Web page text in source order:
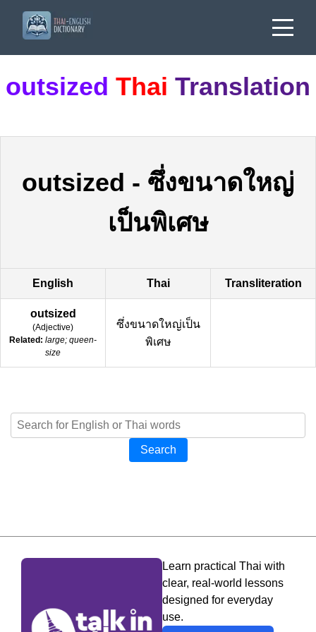
outsized Thai Translation
outsized - ซึ่งขนาดใหญ่
เป็นพิเศษ
English Thai Transliteration
outsized
(Adjective)
Related: large; queen-
size
ซึ่งขนาดใหญ่เป็น
พิเศษ
Search
Learn practical Thai with
clear, real-world lessons
designed for everyday
use.